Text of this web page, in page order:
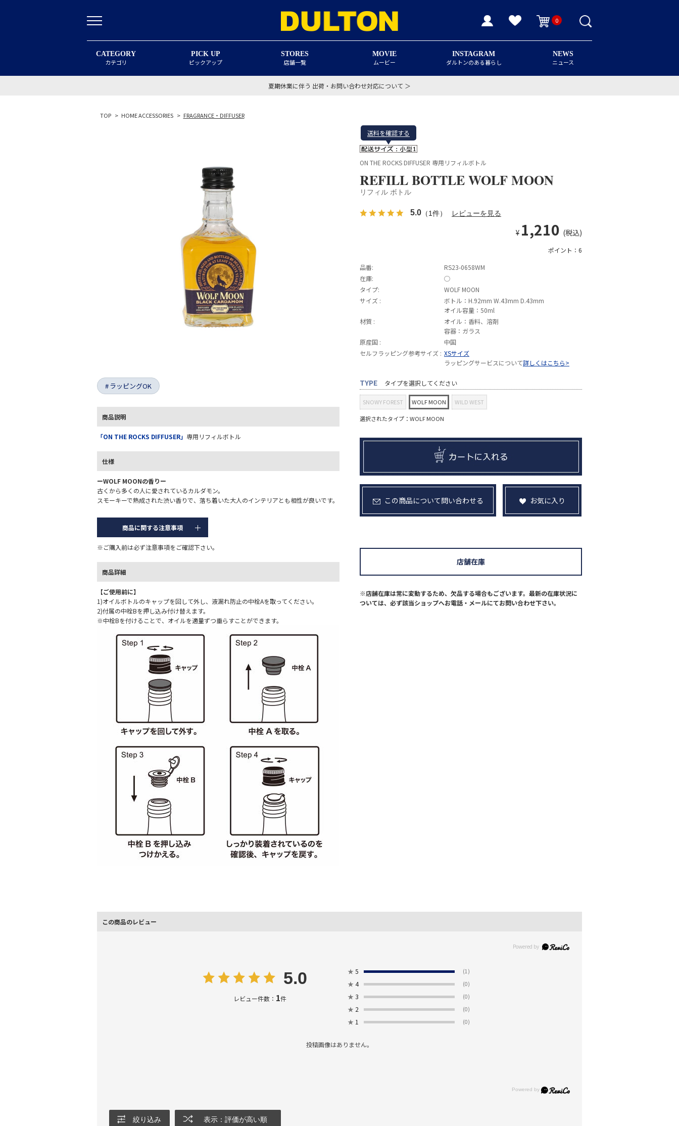
0
CATEGORY
カテゴリ
PICK UP
ピックアップ
STORES
店舗一覧
MOVIE
ムービー
INSTAGRAM
ダルトンのある暮らし
NEWS
ニュース
夏期休業に伴う 出荷・お問い合わせ対応について ＞
TOP > HOME ACCESSORIES > FRAGRANCE・DIFFUSER
ラッピングOK
商品説明
「ON THE ROCKS DIFFUSER」 専用リフィルボトル
仕様
ーWOLF MOONの香りー
古くから多くの人に愛されているカルダモン。
スモーキーで熟成された渋い香りで、落ち着いた大人のインテリアとも相性が良いです。
商品に関する注意事項
※ご購入前は必ず注意事項をご確認下さい。
商品詳細
【ご使用前に】
1)オイルボトルのキャップを回して外し、液漏れ防止の中栓Aを取ってください。
2)付属の中栓Bを押し込み付け替えます。
※中栓Bを付けることで、オイルを適量ずつ垂らすことができます。
送料を確認する
ON THE ROCKS DIFFUSER 専用リフィルボトル
REFILL BOTTLE WOLF MOON
リフィル ボトル
5.0 （1件） レビューを見る
¥ 1,210 (税込)
ポイント：6
品番:
RS23-0658WM
在庫:
◯
タイプ:
WOLF MOON
サイズ :
ボトル：H.92mm W.43mm D.43mm
オイル容量：50ml
材質 :
オイル：香料、溶剤
容器：ガラス
原産国 :
中国
セルフラッピング参考サイズ : XSサイズ
ラッピングサービスについて詳しくはこちら>
TYPE タイプを選択してください
SNOWY FOREST WOLF MOON WILD WEST
選択されたタイプ：WOLF MOON
この商品について問い合わせる お気に入り
※店舗在庫は常に変動するため、欠品する場合もございます。最新の在庫状況に
ついては、必ず該当ショップへお電話・メールにてお問い合わせ下さい。
店舗在庫
この商品のレビュー
5.0
レビュー件数： 1件
★ 5 (1)
★ 4 (0)
★ 3 (0)
★ 2 (0)
★ 1 (0)
投稿画像はありません。
絞り込み 表示：評価が高い順